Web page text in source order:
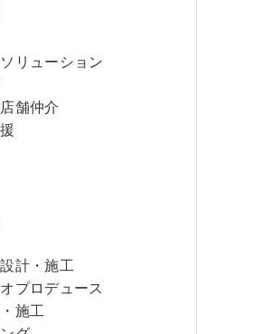
リューション
舗仲介
計・施工
プロデュース
施工